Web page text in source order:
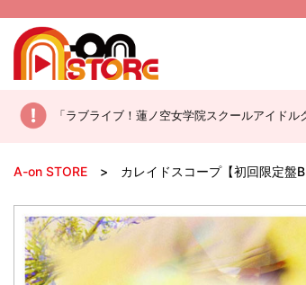
「ラブライブ！蓮ノ空女学院スクールアイド
A-on STORE カレイドスコープ【初回限定盤